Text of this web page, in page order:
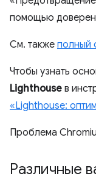
помощью
См. также полный
Чтобы узнать
Lighthouse в
«Lighthouse:
Проблема
Различные